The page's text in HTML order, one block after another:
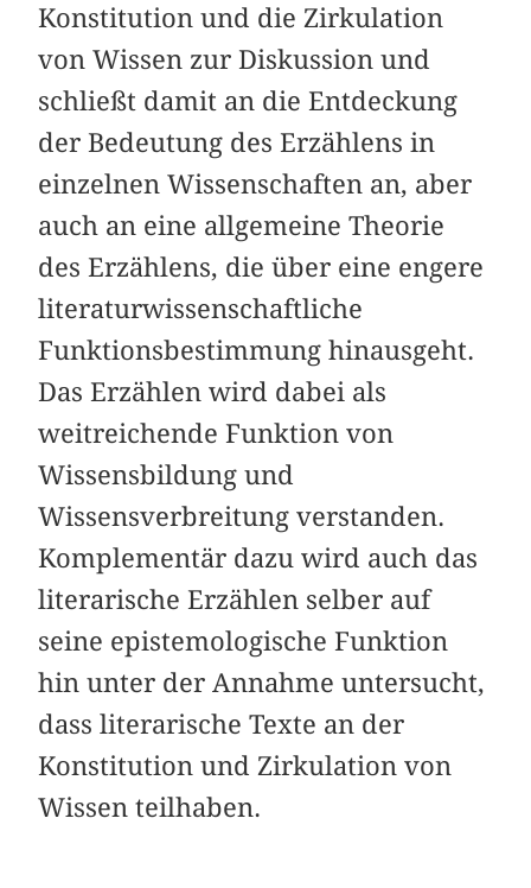
Konstitution und die Zirkulation
von Wissen zur Diskussion und
schließt damit an die Entdeckung
der Bedeutung des Erzählens in
einzelnen Wissenschaften an, aber
auch an eine allgemeine Theorie
des Erzählens, die über eine engere
literaturwissenschaftliche
Funktionsbestimmung hinausgeht.
Das Erzählen wird dabei als
weitreichende Funktion von
Wissensbildung und
Wissensverbreitung verstanden.
Komplementär dazu wird auch das
literarische Erzählen selber auf
seine epistemologische Funktion
hin unter der Annahme untersucht,
dass literarische Texte an der
Konstitution und Zirkulation von
Wissen teilhaben.